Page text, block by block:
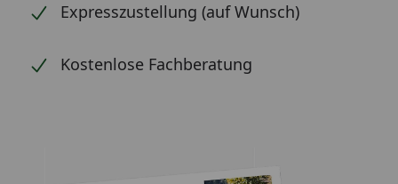
Expresszustellung (auf Wunsch)
Kostenlose Fachberatung